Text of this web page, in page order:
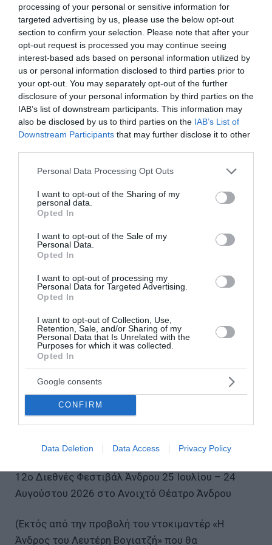
processing of your personal or sensitive information for
targeted advertising by us, please use the below opt-out
section to confirm your selection. Please note that after your
opt-out request is processed you may continue seeing
interest-based ads based on personal information utilized by
us or personal information disclosed to third parties prior to
your opt-out. You may separately opt-out of the further
disclosure of your personal information by third parties on the
IAB’s list of downstream participants. This information may
also be disclosed by us to third parties on the IAB’s List of
Downstream Participants that may further disclose it to other
Please note that this website/app uses one or more Google
not limited to your visit or usage behaviour. You may click to
grant or deny consent to Google and its third-party tags to
use your data for below specified purposes in below Google
consent section.
Personal Data Processing Opt Outs
I want to opt-out of the Sharing of my
personal data.
Opted In
I want to opt-out of the Sale of my
Personal Data.
Opted In
I want to opt-out of processing my
Personal Data for Targeted Advertising.
Opted In
I want to opt-out of Collection, Use,
Retention, Sale, and/or Sharing of my
Personal Data that Is Unrelated with the
Purposes for which it was collected.
Opted In
Google consents
CONFIRM
Data Deletion Data Access Privacy Policy
Πέμπτη 13 Αυγούστου / 21:00 Θέατρο «Sexy
Laundry» της Michele Riml Σκηνοθεσία: Σπύρος
Παπαδόπουλος
Τρίτη 18 Αυγούστου / 20:00 Συναυλία «Από το
Μπαρόκ στον 20ό Αιώνα – Μουσική για Έγχορδα
από τον Vivaldi στον Respighi» Μουσική Διεύθυνση:
Ιωακείμ Μπαλτσαβιάς Προαύλιο Βυζαντινού Ναού
Ταξιάρχη Μεσαριάς
Πέμπτη 20 Αυγούστου / 21:00 Θέατρο «Ειρήνη» του
Αριστοφάνη Σκηνοθεσία: Νίκος Καραθάνος
σκηνή – Δύο μπάντες – Δύο γυναικείες διαδρομές»
Μαρία Παπαγεωργίου – Μάρθα Φριντζήλα
Δευτέρα 24 Αυγούστου / 21:00 Θέατρο «Μήδεια»
ΠΑΡΑΛΛΗΛΕΣ ΔΡΑΣΕΙΣ
Έκθεση φωτογραφίας Ιούλιος-Σεπτέμβριος 2026
«Ανδρίων Έργα και Ημέρες» Διοργάνωση: Καΐρειος
Βιβλιοθήκη – Διεθνές Φεστιβάλ Άνδρου Οικία Μ.Ε.
Κυδωνιέως
ΠΛΗΡΟΦΟΡΙΕΣ
12ο Διεθνές Φεστιβάλ Άνδρου 25 Ιουλίου – 24
Αυγούστου 2026 στο Ανοιχτό Θέατρο Άνδρου
(Εκτός από την προβολή του ντοκιμαντέρ «Η
Άνδρος του Λευτέρη Βογιατζή» που θα